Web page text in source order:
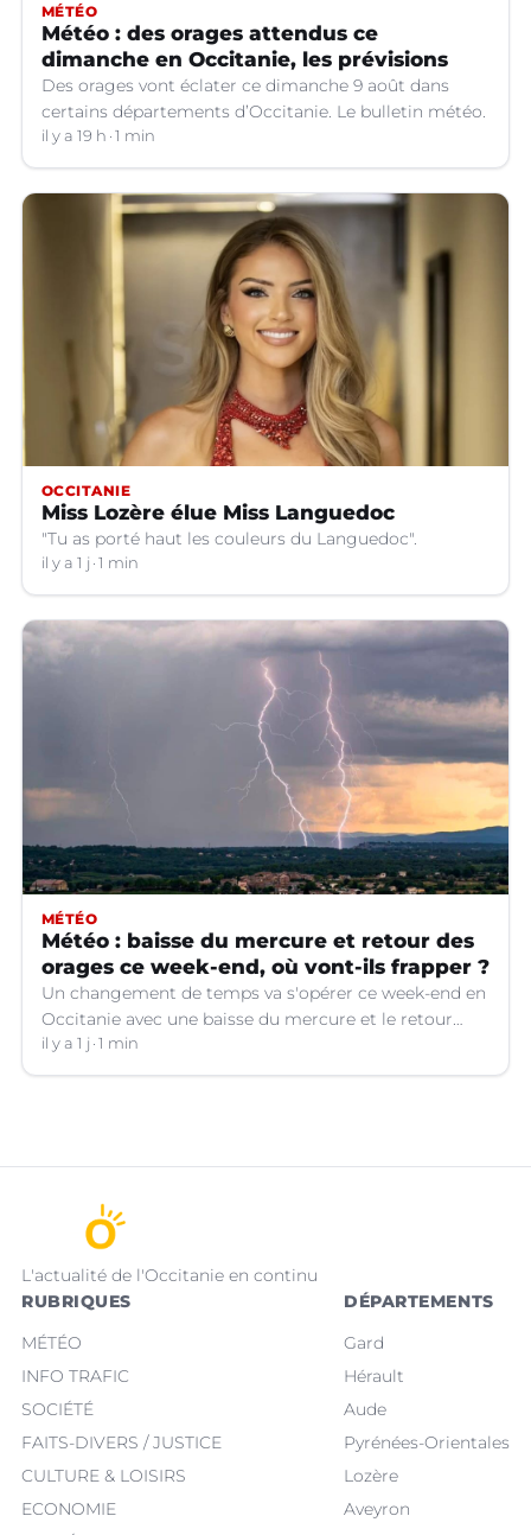
MÉTÉO
Météo : des orages attendus ce
dimanche en Occitanie, les prévisions
Des orages vont éclater ce dimanche 9 août dans
certains départements d’Occitanie. Le bulletin météo.
il y a 19 h 1 min
OCCITANIE
Miss Lozère élue Miss Languedoc
"Tu as porté haut les couleurs du Languedoc".
il y a 1 j 1 min
MÉTÉO
Météo : baisse du mercure et retour des
orages ce week-end, où vont-ils frapper ?
Un changement de temps va s'opérer ce week-end en
Occitanie avec une baisse du mercure et le retour
d'orages dans certains départements.
il y a 1 j 1 min
L'actualité de l'Occitanie en continu
RUBRIQUES
MÉTÉO
INFO TRAFIC
SOCIÉTÉ
FAITS-DIVERS / JUSTICE
CULTURE & LOISIRS
ECONOMIE
DÉPARTEMENTS
Gard
Hérault
Aude
Pyrénées-Orientales
Lozère
Aveyron